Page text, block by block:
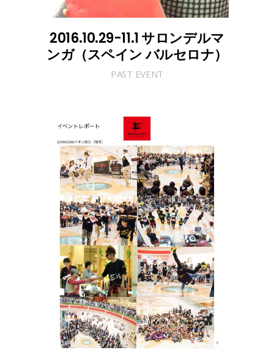
2016.10.29-11.1 サロンデルマ
ンガ（スペイン バルセロナ）
PAST EVENT